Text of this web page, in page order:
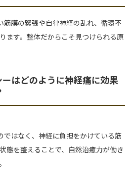
筋膜の緊張や自律神経の乱れ、循環不
ます。整体だからこそ見つけられる原
はどのように神経痛に効果
ではなく、神経に負担をかけている筋
態を整えることで、自然治癒力が働き